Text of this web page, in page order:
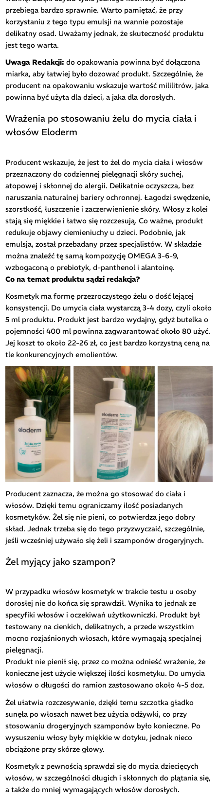
przebiega bardzo sprawnie. Warto pamiętać, że przy
korzystaniu z tego typu emulsji na wannie pozostaje
delikatny osad. Uważamy jednak, że skuteczność produktu
jest tego warta.
Uwaga Redakcji: do opakowania powinna być dołączona
miarka, aby łatwiej było dozować produkt. Szczególnie, że
producent na opakowaniu wskazuje wartość mililitrów, jaka
powinna być użyta dla dzieci, a jaka dla dorosłych.
Wrażenia po stosowaniu żelu do mycia ciała i
włosów Eloderm
Producent wskazuje, że jest to żel do mycia ciała i włosów
przeznaczony do codziennej pielęgnacji skóry suchej,
atopowej i skłonnej do alergii. Delikatnie oczyszcza, bez
naruszania naturalnej bariery ochronnej. Łagodzi swędzenie,
szorstkość, łuszczenie i zaczerwienienie skóry. Włosy z kolei
stają się miękkie i łatwo się rozczesują. Co ważne, produkt
redukuje objawy ciemieniuchy u dzieci. Podobnie, jak
emulsja, został przebadany przez specjalistów. W składzie
można znaleźć tę samą kompozycję OMEGA 3-6-9,
wzbogaconą o prebiotyk, d-panthenol i alantoinę.
Co na temat produktu sądzi redakcja?
Kosmetyk ma formę przezroczystego żelu o dość lejącej
konsystencji. Do umycia ciała wystarczą 3-4 dozy, czyli około
5 ml produktu. Produkt jest bardzo wydajny, gdyż butelka o
pojemności 400 ml powinna zagwarantować około 80 użyć.
Jej koszt to około 22-26 zł, co jest bardzo korzystną ceną na
tle konkurencyjnych emolientów.
Producent zaznacza, że można go stosować do ciała i
włosów. Dzięki temu ograniczamy ilość posiadanych
kosmetyków. Żel się nie pieni, co potwierdza jego dobry
skład. Jednak trzeba się do tego przyzwyczaić, szczególnie,
jeśli wcześniej używało się żeli i szamponów drogeryjnych.
Żel myjący jako szampon?
W przypadku włosów kosmetyk w trakcie testu u osoby
dorosłej nie do końca się sprawdził. Wynika to jednak ze
specyfiki włosów i oczekiwań użytkowniczki. Produkt był
testowany na cienkich, delikatnych, a przede wszystkim
mocno rozjaśnionych włosach, które wymagają specjalnej
pielęgnacji.
Produkt nie pienił się, przez co można odnieść wrażenie, że
konieczne jest użycie większej ilości kosmetyku. Do umycia
włosów o długości do ramion zastosowano około 4-5 doz.
Żel ułatwia rozczesywanie, dzięki temu szczotka gładko
sunęła po włosach nawet bez użycia odżywki, co przy
stosowaniu drogeryjnych szamponów było konieczne. Po
wysuszeniu włosy były miękkie w dotyku, jednak nieco
obciążone przy skórze głowy.
Kosmetyk z pewnością sprawdzi się do mycia dziecięcych
włosów, w szczególności długich i skłonnych do plątania się,
a także do mniej wymagających włosów dorosłych.